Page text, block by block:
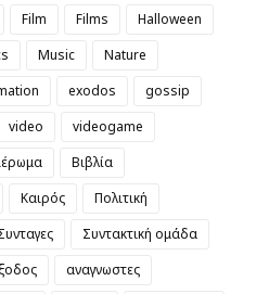
Film Films
Halloween
Music
Nature
exodos
gossip
video
videogame
Βιβλία
Καιρός
Πολιτική
Συντακτική ομάδα
αναγνωστες